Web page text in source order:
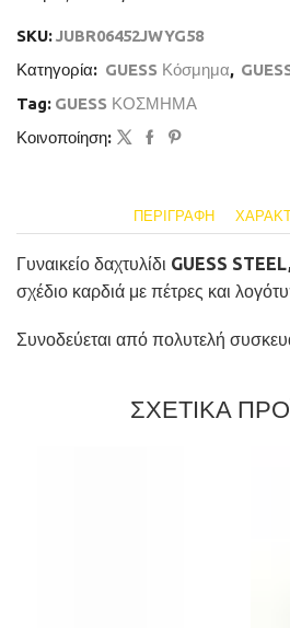
SKU:JUBR06452JWYG58
Κατηγορία: GUESS Κόσμημα,
Tag: GUESS ΚΟΣΜΗΜΑ
Κοινοποίηση:
ΠΕΡΙΓΡΑΦΉ
Γυναικείο δαχτυλίδι GUESS
σχέδιο καρδιά με πέτρες και
Συνοδεύεται από πολυτελή
ΣΧΕΤΙΚΑ